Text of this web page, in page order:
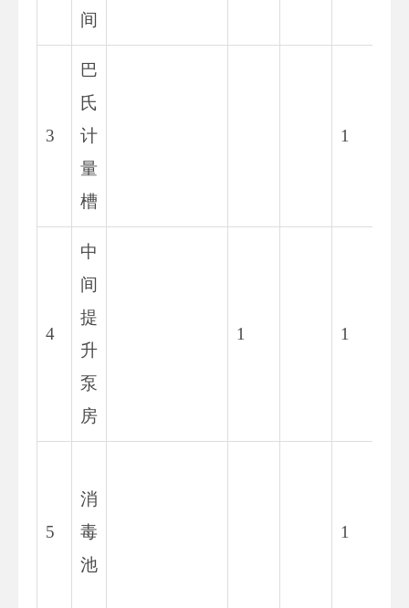
间
3
巴
氏
计
量
槽
1
4
中
间
提
升
泵
房
1 1
5
消
毒
池
1